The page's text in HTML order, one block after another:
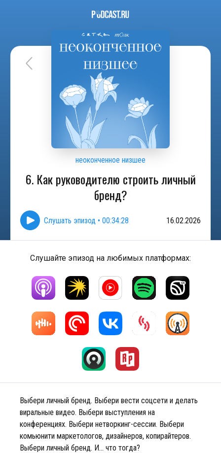
неоконченное низшее
6. Как руководителю строить личный
бренд?
Слушать эпизод • 00:34:28 16.02.2026
Слушайте эпизод на любимых платформах:
Выбери личный бренд. Выбери вести соцсети и делать
виральные видео. Выбери выступления на
конференциях. Выбери нетворкинг-сессии. Выбери
комьюнити маркетологов, дизайнеров, копирайтеров.
Выбери личный бренд. И... что тогда?